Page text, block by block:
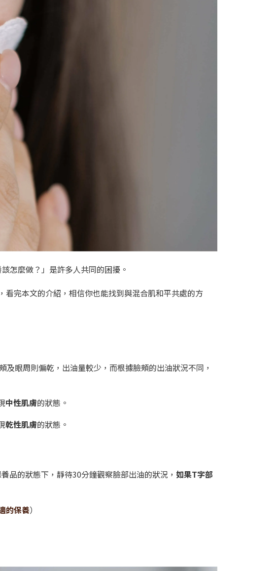
怎麼做？」是許多人共同的困擾。
完本文的介紹，相信你也能找到與混合肌和平共處的方
及眼周則偏乾，出油量較少，而根據臉頰的出油狀況不同，
中性肌膚的狀態。
乾性肌膚的狀態。
品的狀態下，靜待30分鐘觀察臉部出油的狀況， 如果T字部
的保養）